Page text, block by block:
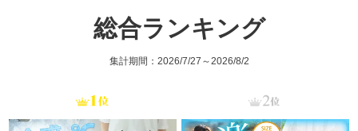
総合ランキング
集計期間：2026/7/27～2026/8/2